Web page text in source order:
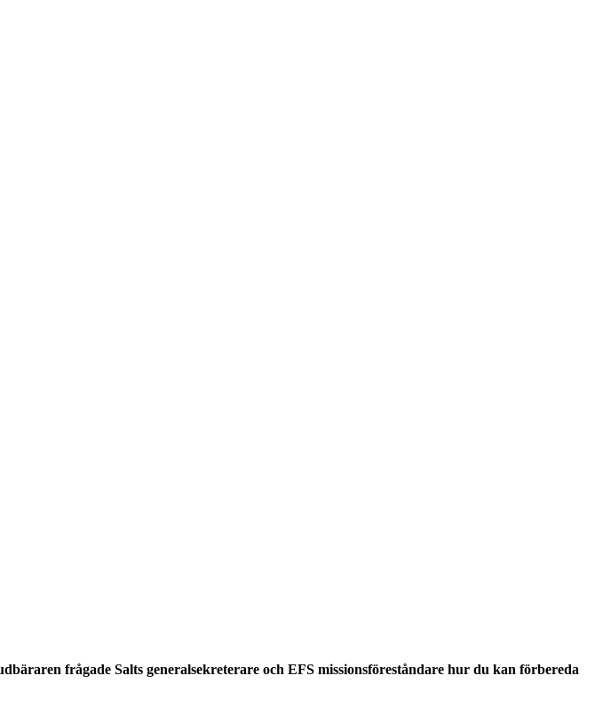
frågade Salts generalsekreterare och EFS missionsföreståndare hur du kan förbereda